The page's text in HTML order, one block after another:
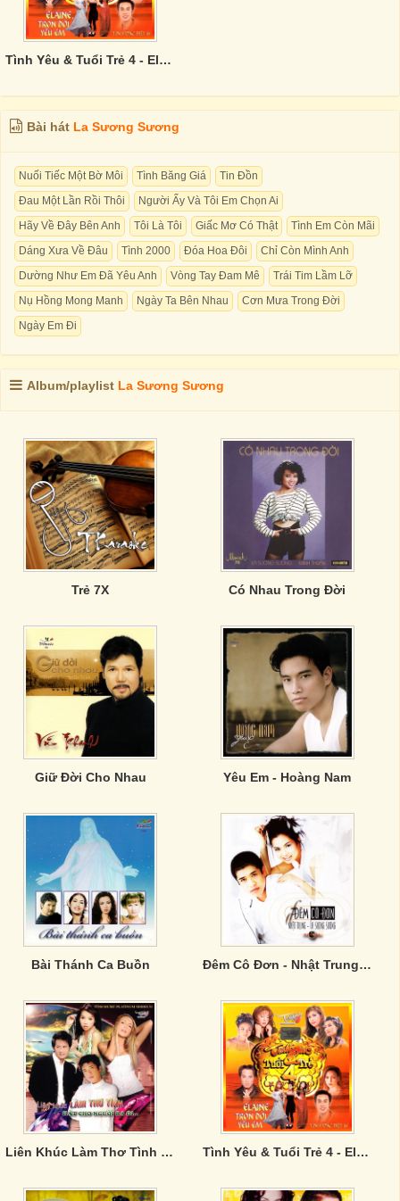
Tình Yêu & Tuổi Trẻ 4 - Elaine, Trọn Đời Yêu Em
Bài hát La Sương Sương
Nuối Tiếc Một Bờ Môi Tình Băng Giá
Tin Đồn
Đau Một Lần Rồi Thôi
Người Ấy Và Tôi Em Chọn Ai
Hãy Về Đây Bên Anh
Tôi Là Tôi Giấc Mơ Có Thật
Tình Em Còn Mãi
Dáng Xưa Về Đâu
Tình 2000 Đóa Hoa Đôi
Chỉ Còn Mình Anh
Dường Như Em Đã Yêu Anh
Vòng Tay Đam Mê
Trái Tim Lầm Lỡ
Nụ Hồng Mong Manh
Ngày Ta Bên Nhau
Cơn Mưa Trong Đời
Ngày Em Đi
Album/playlist La Sương Sương
Trẻ 7X Có Nhau Trong Đời
Giữ Đời Cho Nhau Yêu Em - Hoàng Nam
Bài Thánh Ca Buồn Đêm Cô Đơn - Nhật Trung, La Sương Sương
Liên Khúc Làm Thơ Tình - Hát Cho người Ra Đi Tình Yêu & Tuổi Trẻ 4 - Elaine, Trọn Đời Yêu Em